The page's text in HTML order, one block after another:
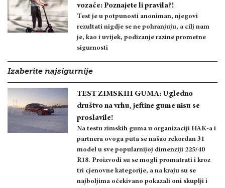
vozače: Poznajete li pravila?!
Test je u potpunosti anoniman, njegovi
rezultati nigdje se ne pohranjuju, a cilj nam
je, kao i uvijek, podizanje razine prometne
sigurnosti
Izaberite najsigurnije
TEST ZIMSKIH GUMA: Ugledno
društvo na vrhu, jeftine gume nisu se
proslavile!
Na testu zimskih guma u organizaciji HAK-a i
partnera ovoga puta se našao rekordan 31
model u sve popularnijoj dimenziji 225/40
R18. Proizvodi su se mogli promatrati i kroz
tri cjenovne kategorije, a na kraju su se
najboljima očekivano pokazali oni skuplji i